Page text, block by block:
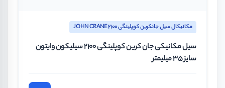
مکانیکال سیل جانکرین کوپلینگی JOHN CRANE 2100
سیل مکانیکی جان کرین کوپلینگی 2100 سیلیکون وایتون
سایز 35 میلیمتر